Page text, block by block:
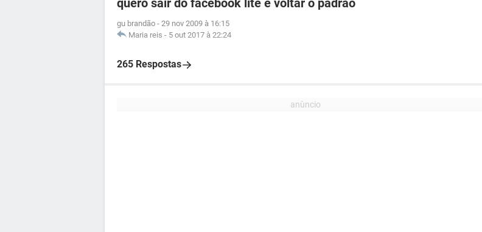
quero sair do facebook lite e voltar o padrão
gu brandão - 29 nov 2009 à 16:15
Maria reis - 5 out 2017 à 22:24
265 Respostas